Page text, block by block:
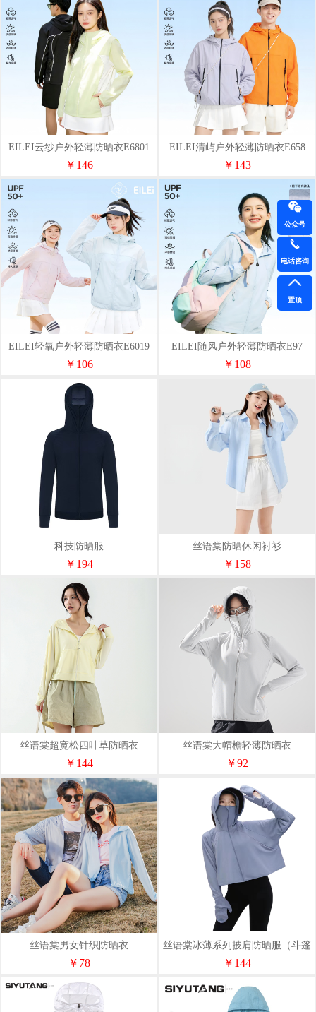
EILEI云纱户外轻薄防晒衣E6801
￥146
EILEI清屿户外轻薄防晒衣E658
￥143
EILEI轻氧户外轻薄防晒衣E6019
￥106
EILEI随风户外轻薄防晒衣E97
￥108
科技防晒服
￥194
丝语棠防晒休闲衬衫
￥158
丝语棠超宽松四叶草防晒衣
￥144
丝语棠大帽檐轻薄防晒衣
￥92
丝语棠男女针织防晒衣
￥78
丝语棠冰薄系列披肩防晒服（斗篷
款02）
￥144
公众号
电话咨询
置顶